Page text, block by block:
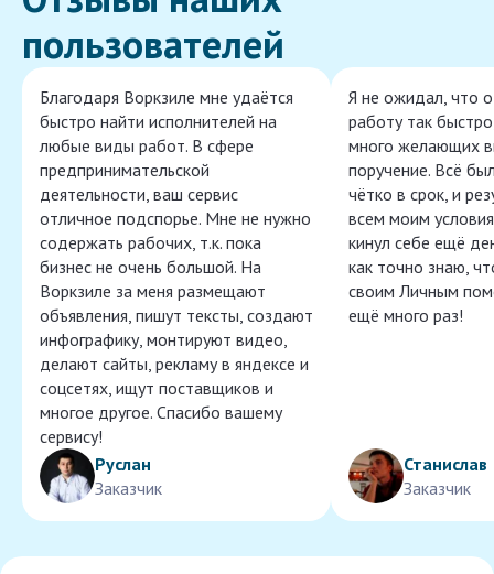
пользователей
Благодаря Воркзиле мне удаётся
быстро найти исполнителей на
любые виды работ. В сфере
предпринимательской
деятельности, ваш сервис
отличное подспорье. Мне не нужно
содержать рабочих, т.к. пока
бизнес не очень большой. На
Воркзиле за меня размещают
объявления, пишут тексты, создают
инфографику, монтируют видео,
делают сайты, рекламу в яндексе и
соцсетях, ищут поставщиков и
многое другое. Спасибо вашему
сервису!
Руслан
Заказчик
Я не ожидал, что
работу так
много желающих
поручение. Всё
чётко в срок, и
всем моим
кинул себе ещё
как точно знаю,
своим Личным
ещё много раз!
Станислав
Заказчик